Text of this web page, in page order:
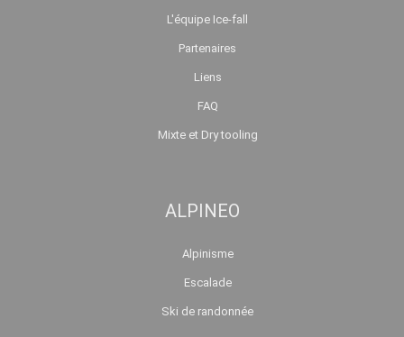
L'équipe Ice-fall
Partenaires
Liens
FAQ
Mixte et Dry tooling
ALPINEO
Alpinisme
Escalade
Ski de randonnée